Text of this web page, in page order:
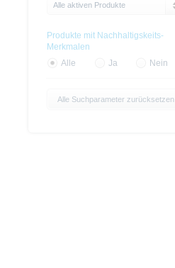
Alle aktiven Produkte
Produkte mit Nachhaltigskeits-
Merkmalen
Alle
Ja Nein
Alle Suchparameter zurücksetzen